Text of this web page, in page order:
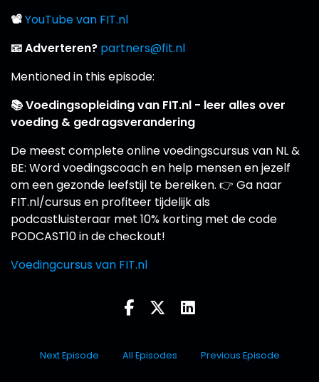
📽YouTube van FIT.nl
📧 Adverteren? partners@fit.nl
Mentioned in this episode:
📚 Voedingsopleiding van FIT.nl - leer alles over
voeding & gedragsverandering
De meest complete online voedingscursus van NL &
BE: Word voedingscoach en help mensen en jezelf
om een gezonde leefstijl te bereiken. 👉 Ga naar
FIT.nl/cursus en profiteer tijdelijk als
podcastluisteraar met 10% korting met de code
PODCAST10 in de checkout!
Voedingcursus van FIT.nl
Next Episode All Episodes Previous Episode